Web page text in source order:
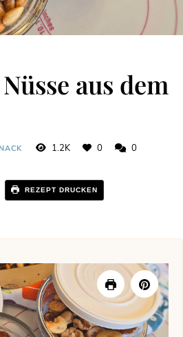
aus dem
1.2K 0 0
REZEPT DRUCKEN